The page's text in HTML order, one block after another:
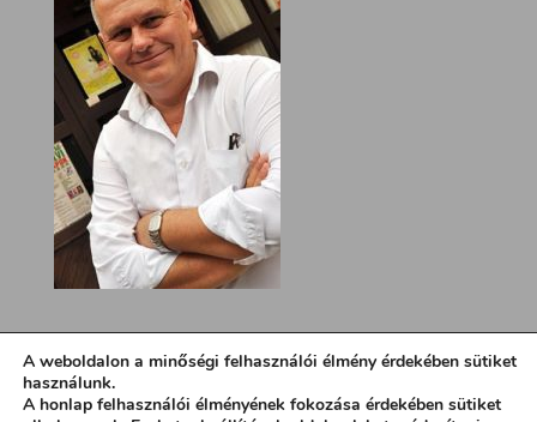
A weboldalon a minőségi felhasználói élmény érdekében sütiket
használunk.
A honlap felhasználói élményének fokozása érdekében sütiket